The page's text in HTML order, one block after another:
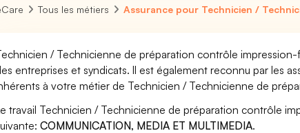
Tous les métiers Assurance pour Technicien /
/ Technicienne de préparation contrôle
entreprises et syndicats. Il est également reconnu par les
à votre métier de Technicien / Technicienne de
travail Technicien / Technicienne de préparation contrôle
COMMUNICATION, MEDIA ET MULTIMEDIA.